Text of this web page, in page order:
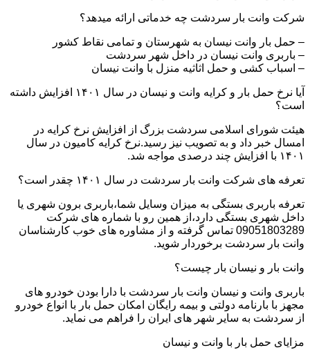
شرکت وانت بار سردشت چه خدماتی ارائه میدهد؟
– حمل بار وانت نیسان به شهرستان و تمامی نقاط کشور
– باربری وانت نیسان در داخل شهر سردشت
– اسباب کشی و حمل اثاثیه منزل با وانت نیسان
آیا نرخ حمل بار و کرایه وانت و نیسان در سال ۱۴۰۱ افزایش داشته
است؟
هیئت شورای اسلامی سردشت بزرگ از افزایش نرخ کرایه در
امسال خبر داد و به تصویب نیز رسید.نرخ کرایه کامیون در سال
۱۴۰۱ با افزایش چند درصدی مواجه شد.
تعرفه های شرکت وانت بار سردشت در سال ۱۴۰۱ چقدر است؟
تعرفه باربری بستگی به میزان وسایل شما،باربری برون شهری یا
داخل شهری بستگی دارد،از همین رو با شماره های شرکت
09051803289 تماس گرفته و از مشاوره های خوب کارشناسان
وانت بار سردشت برخوردار شوید.
وانت بار و نیسان بار چیست؟
باربری وانت و نیسان وانت بار سردشت با دارا بودن خودرو های
مجهز با بارنامه دولتی و بیمه رایگان امکان حمل بار با انواع خودرو
از سردشت به سایر شهر های ایران را فراهم می نماید.
مزایای حمل بار با وانت و نیسان